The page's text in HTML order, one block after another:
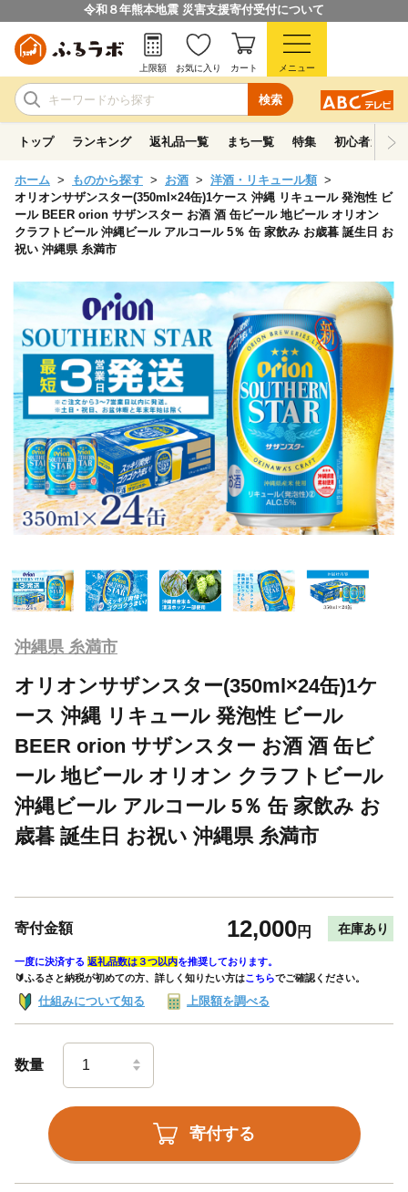
令和８年熊本地震 災害支援寄付受付について
検索
上限額 お気に入り カート メニュー
トップ ランキング 返礼品一覧 まち一覧 特集 初心者ガイド
ホーム ものから探す お酒
洋酒・リキュール類
オリオンサザンスター(350ml×24缶)1ケース 沖縄 リキュール 発泡性 ビ
ール BEER orion サザンスター お酒 酒 缶ビール 地ビール オリオン
クラフトビール 沖縄ビール アルコール 5％ 缶 家飲み お歳暮 誕生日 お
祝い 沖縄県 糸満市
沖縄県 糸満市
オリオンサザンスター(350ml×24缶)1ケ
ース 沖縄 リキュール 発泡性 ビール
BEER orion サザンスター お酒 酒 缶ビ
ール 地ビール オリオン クラフトビール
沖縄ビール アルコール 5％ 缶 家飲み お
歳暮 誕生日 お祝い 沖縄県 糸満市
寄付金額 12,000円 在庫あり
一度に決済する 返礼品数は３つ以内を推奨しております。
🔰ふるさと納税が初めての方、詳しく知りたい方はこちらでご確認ください。
仕組みについて知る 上限額を調べる
数量
寄付する